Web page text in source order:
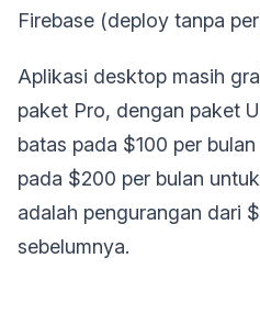
Firebase (deploy tanpa
Aplikasi desktop masih
paket Pro, dengan paket
batas pada $100 per
pada $200 per bulan
adalah pengurangan dari
sebelumnya.